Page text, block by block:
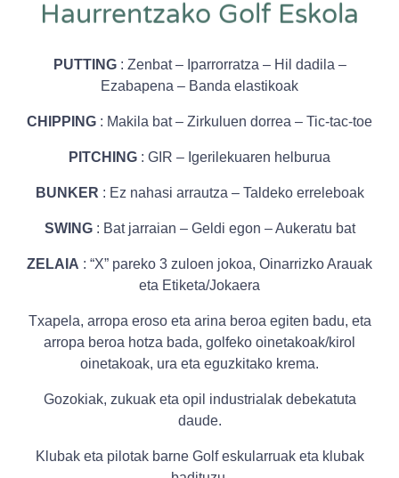
Haurrentzako Golf Eskola
PUTTING: Zenbat – Iparrorratza – Hil dadila –
Ezabapena – Banda elastikoak
CHIPPING : Makila bat – Zirkuluen dorrea – Tic-tac-toe
PITCHING : GIR – Igerilekuaren helburua
BUNKER : Ez nahasi arrautza – Taldeko erreleboak
SWING: Bat jarraian – Geldi egon – Aukeratu bat
ZELAIA : “X” pareko 3 zuloen jokoa, Oinarrizko Arauak
eta Etiketa/Jokaera
Txapela, arropa eroso eta arina beroa egiten badu, eta
arropa beroa hotza bada, golfeko oinetakoak/kirol
oinetakoak, ura eta eguzkitako krema.
Gozokiak, zukuak eta opil industrialak debekatuta
daude.
Klubak eta pilotak barne Golf eskularruak eta klubak